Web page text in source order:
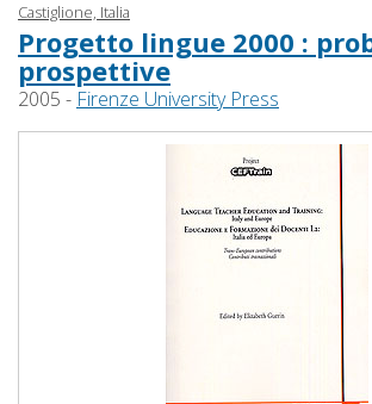
Castiglione, Italia
Progetto lingue 2000 :
prospettive
2005 - Firenze University Press